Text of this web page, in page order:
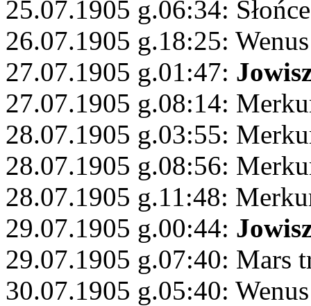
25.07.1905 g.06:34:
26.07.1905 g.18:25:
27.07.1905 g.01:47:
27.07.1905 g.08:14:
28.07.1905 g.03:55:
28.07.1905 g.08:56:
28.07.1905 g.11:48:
29.07.1905 g.00:44:
29.07.1905 g.07:40: Mars
30.07.1905 g.05:40: